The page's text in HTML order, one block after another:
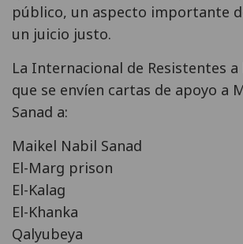
público, un aspecto importante
un juicio justo.
La Internacional de Resistentes
que se envíen cartas de apoyo a
Sanad a:
Maikel Nabil Sanad
El-Marg prison
El-Kalag
El-Khanka
Qalyubeya